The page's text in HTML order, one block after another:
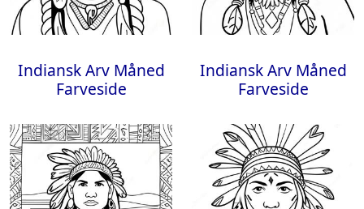
Indiansk Arv Måned
Farveside
Indiansk Arv Måned
Farveside